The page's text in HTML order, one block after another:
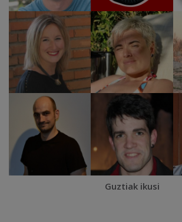
Guztiak ikusi